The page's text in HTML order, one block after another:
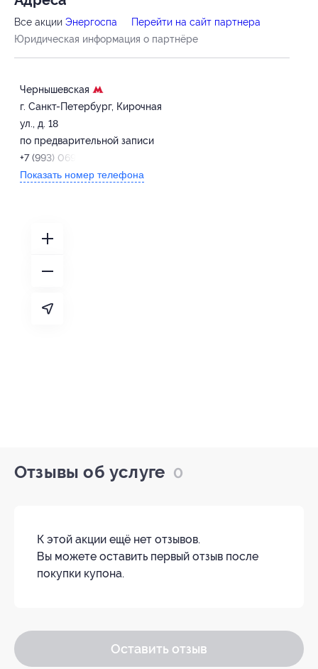
Все акции Энергоспа
Перейти на сайт партнера
Юридическая информация о партнёре
Чернышевская
г. Санкт-Петербург, Кирочная
ул., д. 18
по предварительной записи
+7 (993) 069-49-41
Показать номер телефона
Отзывы об услуге 0
К этой акции ещё нет отзывов.
Вы можете оставить первый отзыв после
покупки купона.
Оставить отзыв